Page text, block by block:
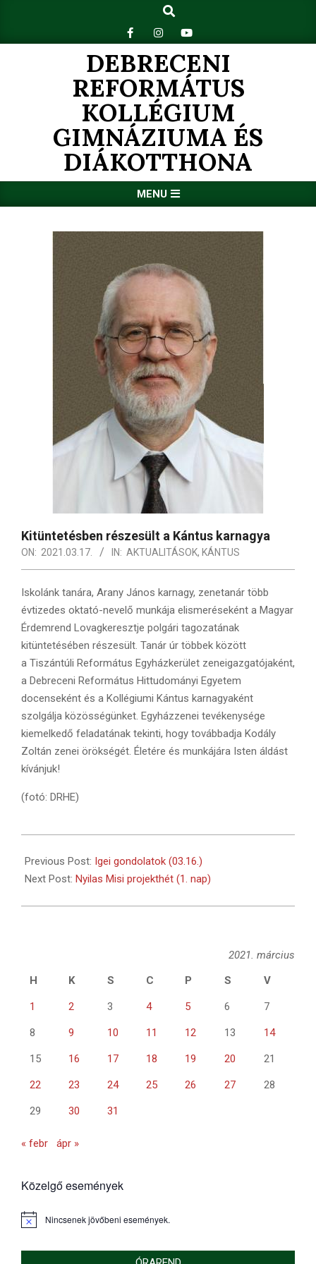
content
Search
DEBRECENI
REFORMÁTUS
KOLLÉGIUM
GIMNÁZIUMA ÉS
DIÁKOTTHONA
Navigation
MENU
Kitüntetésben részesült a Kántus karnagya
ON: 2021.03.17. IN: AKTUALITÁSOK, KÁNTUS
Iskolánk tanára, Arany János karnagy, zenetanár több
évtizedes oktató-nevelő munkája elismeréseként a Magyar
Érdemrend Lovagkeresztje polgári tagozatának
kitüntetésében részesült. Tanár úr többek között
a Tiszántúli Református Egyházkerület zeneigazgatójaként,
a Debreceni Református Hittudományi Egyetem
docenseként és a Kollégiumi Kántus karnagyaként
szolgálja közösségünket. Egyházzenei tevékenysége
kiemelkedő feladatának tekinti, hogy továbbadja Kodály
Zoltán zenei örökségét. Életére és munkájára Isten áldást
kívánjuk!
(fotó: DRHE)
03-
17
Previous Post: Igei gondolatok (03.16.)
Next Post: Nyilas Misi projekthét (1. nap)
2021. március
H
K S C P S V
1 2 3 4 5 6 7
8 9 10 11 12 13 14
15 16 17 18 19 20 21
22 23 24 25 26 27 28
29 30 31
« febr ápr »
Közelgő események
Notice Nincsenek jövőbeni események.